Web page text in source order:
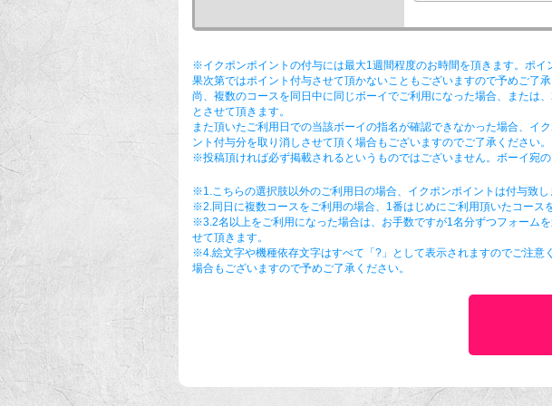
※イクポンポイントの付与には最大1週間程度のお時間を頂きます。ポ
果次第ではポイント付与させて頂かないこともございますので予めご了承
尚、複数のコースを同日中に同じボーイでご利用になった場合、または
とさせて頂きます。
また頂いたご利用日での当該ボーイの指名が確認できなかった場合、イ
ント付与分を取り消しさせて頂く場合もございますのでご了承ください。
※投稿頂ければ必ず掲載されるというものではございません。ボーイ宛の
※1.こちらの選択肢以外のご利用日の場合、イクポンポイントは付与致し
※2.同日に複数コースをご利用の場合、1番はじめにご利用頂いたコース
※3.2名以上をご利用になった場合は、お手数ですが1名分ずつフォーム
せて頂きます。
※4.絵文字や機種依存文字はすべて「?」として表示されますのでご注意
場合もございますので予めご了承ください。